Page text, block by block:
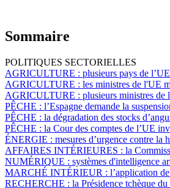
Sommaire
POLITIQUES SECTORIELLES
AGRICULTURE : plusieurs pays de
AGRICULTURE : les ministres de l'UE
AGRICULTURE : plusieurs ministres de
PÊCHE : l’Espagne demande la
PÊCHE : la dégradation des stocks
PÊCHE : la Cour des comptes de l’UE
ÉNERGIE : mesures d’urgence contre la
AFFAIRES INTÉRIEURES : la
NUMÉRIQUE : systèmes d'intelligence
MARCHÉ INTÉRIEUR : l’application
RECHERCHE : la Présidence tchèque